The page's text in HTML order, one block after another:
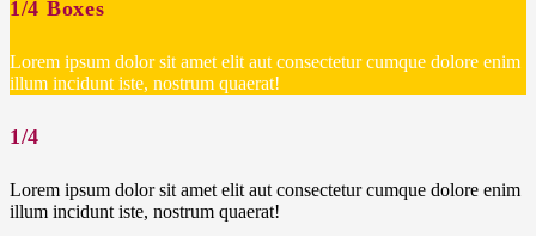
1/4 Boxes
Lorem ipsum dolor sit amet elit aut consectetur cumque dolore enim
illum incidunt iste, nostrum quaerat!
1/4
Lorem ipsum dolor sit amet elit aut consectetur cumque dolore enim
illum incidunt iste, nostrum quaerat!